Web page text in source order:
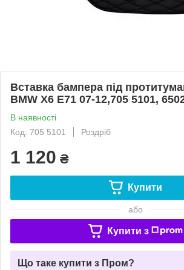
Вставка бампера під
BMW X6 E71 07-12,705 5101,
В наявності
Код: 705 5101
Роздріб
1 120 ₴
Купити
або
Купити з
Що таке купити з Пром?